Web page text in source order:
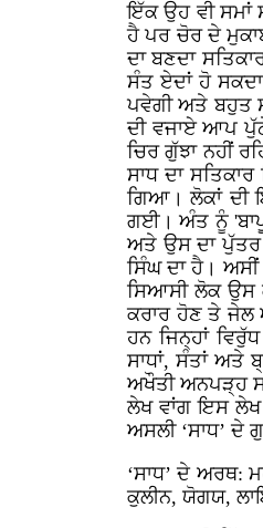
ਇੱਕ ਉਹ ਵੀ ਸਮਾਂ
ਹੈ ਪਰ ਚੋਰ ਦੇ
ਦਾ ਬਣਦਾ
ਸੰਤ ਏਦਾਂ ਹੋ
ਪਵੇਗੀ ਅਤੇ ਬਹੁਤ
ਦੀ ਵਜਾਏ ਆਪ
ਚਿਰ ਗੁੱਝਾ ਨਹੀਂ
ਸਾਧ ਦਾ
ਗਿਆ। ਲੋਕਾਂ ਦੀ
ਗਈ। ਅੰਤ ਨੂੰ
ਅਤੇ ਉਸ ਦਾ ਪੁੱਤਰ
ਸਿੰਘ ਦਾ ਹੈ।
ਸਿਆਸੀ ਲੋਕ ਉਸ
ਕਰਾਰ ਹੋਣ ਤੇ ਜੇਲ
ਹਨ ਜਿਨ੍ਹਾਂ
ਸਾਧਾਂ, ਸੰਤਾਂ ਅਤੇ
ਅਖੌਤੀ ਅਨਪੜ੍ਹ
ਲੇਖ ਵਾਂਗ ਇਸ ਲੇਖ
ਅਸਲੀ ‘ਸਾਧ’ ਦੇ
‘ਸਾਧ’ ਦੇ ਅਰਥ:
ਕੁਲੀਨ, ਯੋਗਯ,